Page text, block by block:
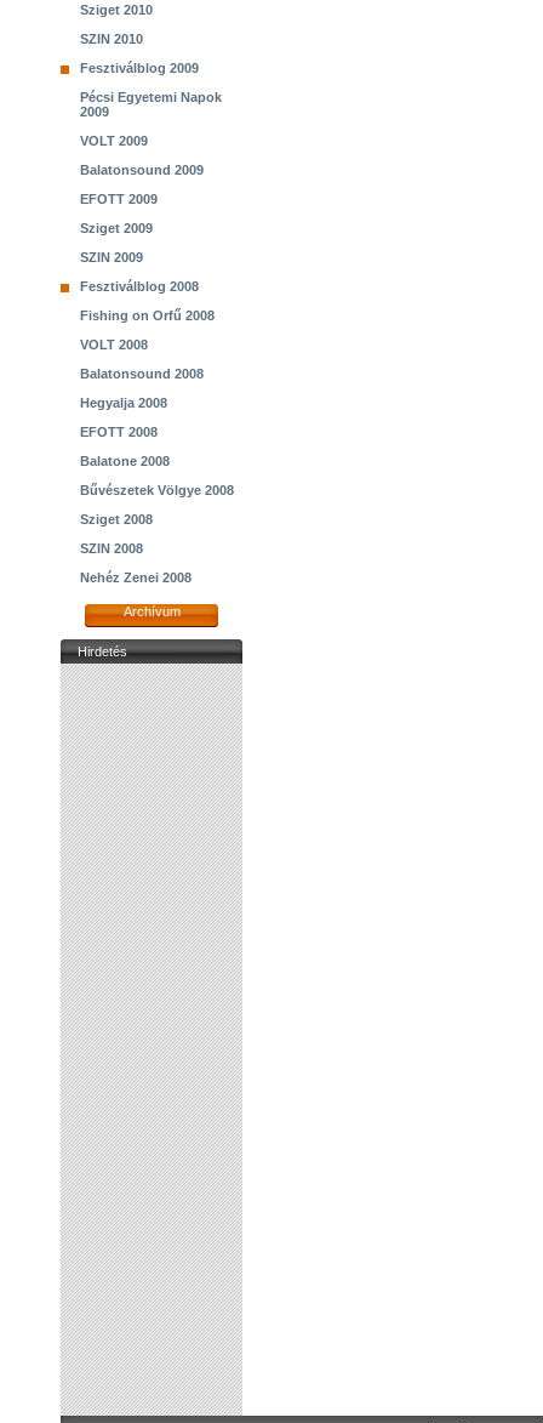
Sziget 2010
SZIN 2010
Fesztiválblog 2009
Pécsi Egyetemi Napok
2009
VOLT 2009
Balatonsound 2009
EFOTT 2009
Sziget 2009
SZIN 2009
Fesztiválblog 2008
Fishing on Orfű 2008
VOLT 2008
Balatonsound 2008
Hegyalja 2008
EFOTT 2008
Balatone 2008
Bűvészetek Völgye 2008
Sziget 2008
SZIN 2008
Nehéz Zenei 2008
Archívum
Hirdetés